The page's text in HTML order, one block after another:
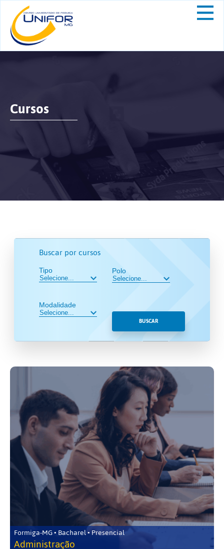
Cursos
Buscar por cursos
Tipo
Modalidade
Polo
BUSCAR
Formiga-MG • Bacharel • Presencial
Administração